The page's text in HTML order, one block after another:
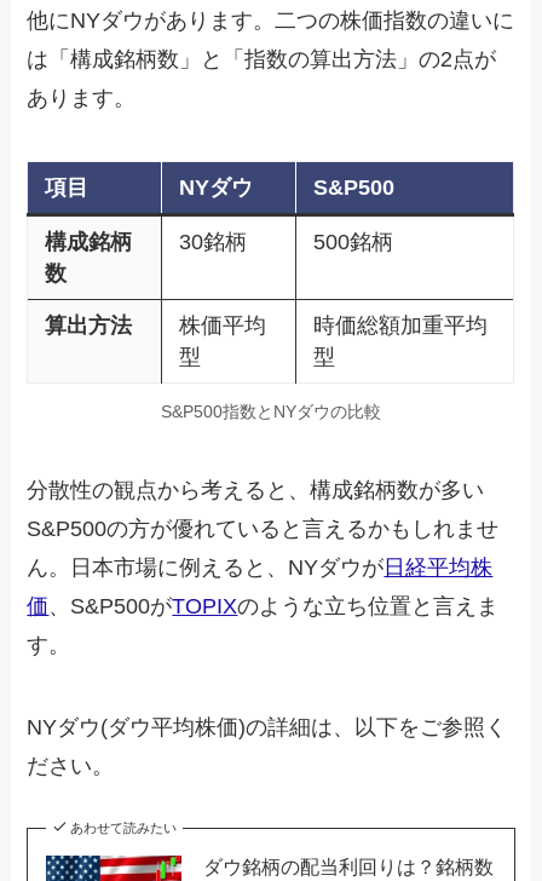
他にNYダウがあります。二つの株価指数の違いに
は「構成銘柄数」と「指数の算出方法」の2点が
あります。
項目 NYダウ S&P500
構成銘柄
数
30銘柄 500銘柄
算出方法
株価平均
型
時価総額加重平均
型
S&P500指数とNYダウの比較
分散性の観点から考えると、構成銘柄数が多い
S&P500の方が優れていると言えるかもしれませ
ん。日本市場に例えると、NYダウが日経平均株
価、S&P500がTOPIXのような立ち位置と言えま
す。
NYダウ(ダウ平均株価)の詳細は、以下をご参照く
ださい。
あわせて読みたい
ダウ銘柄の配当利回りは？銘柄数